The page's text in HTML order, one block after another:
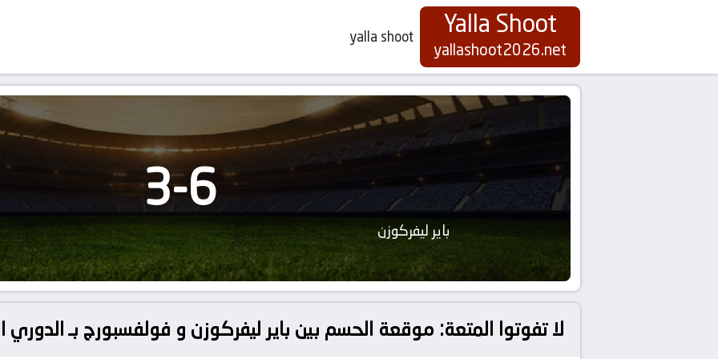
Yalla Shoot
yallashoot2026.net
yalla shoot
باير ليفركوزن
6
-
3
لا تفوتوا المتعة: موقعة الحسم بين باير ليفركوزن و فولفسبورج بـ الدوري